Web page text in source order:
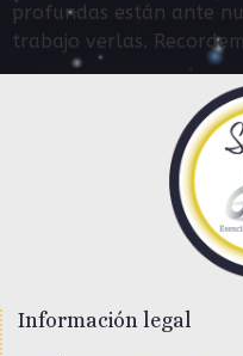
profundas están ante
trabajo verlas.
Información legal